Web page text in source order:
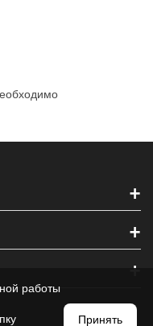
+
+
+
работы
Принять